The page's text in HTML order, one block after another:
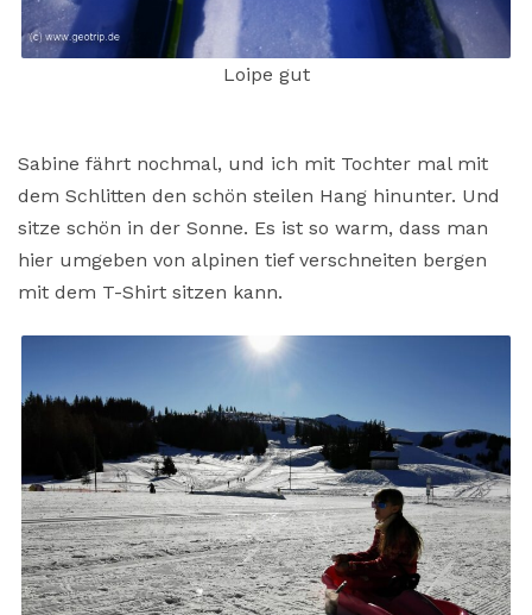
Loipe gut
Sabine fährt nochmal, und ich mit Tochter mal mit
dem Schlitten den schön steilen Hang hinunter. Und
sitze schön in der Sonne. Es ist so warm, dass man
hier umgeben von alpinen tief verschneiten bergen
mit dem T-Shirt sitzen kann.